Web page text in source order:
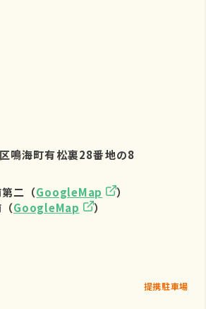
鳴海町有松裏28番地の8
二（GoogleMap
）
GoogleMap
）
提携駐車場